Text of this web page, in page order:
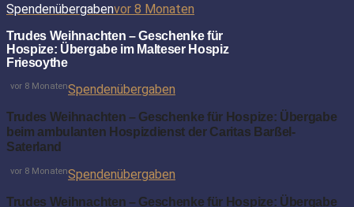
Spendenübergabenvor 8 Monaten
Trudes Weihnachten – Geschenke für
Hospize: Übergabe im Malteser Hospiz
Friesoythe
Spendenübergaben
vor 8 Monaten
Trudes Weihnachten – Geschenke für Hospize: Übergabe
beim ambulanten Hospizdienst der Caritas Barßel-
Saterland
Spendenübergaben
vor 8 Monaten
Trudes Weihnachten – Geschenke für Hospize: Übergabe